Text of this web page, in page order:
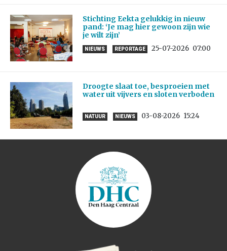
Stichting Eekta gelukkig in nieuw
pand: ‘Je mag hier gewoon zijn wie
je wilt zijn’
NIEUWS REPORTAGE 25-07-2026 07:00
Droogte slaat toe, besproeien met
water uit vijvers en sloten verboden
NATUUR NIEUWS 03-08-2026 15:24